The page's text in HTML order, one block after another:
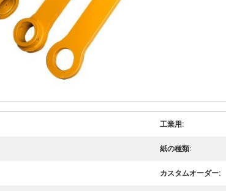
工業用:
紙の種類:
カスタムオーダー: